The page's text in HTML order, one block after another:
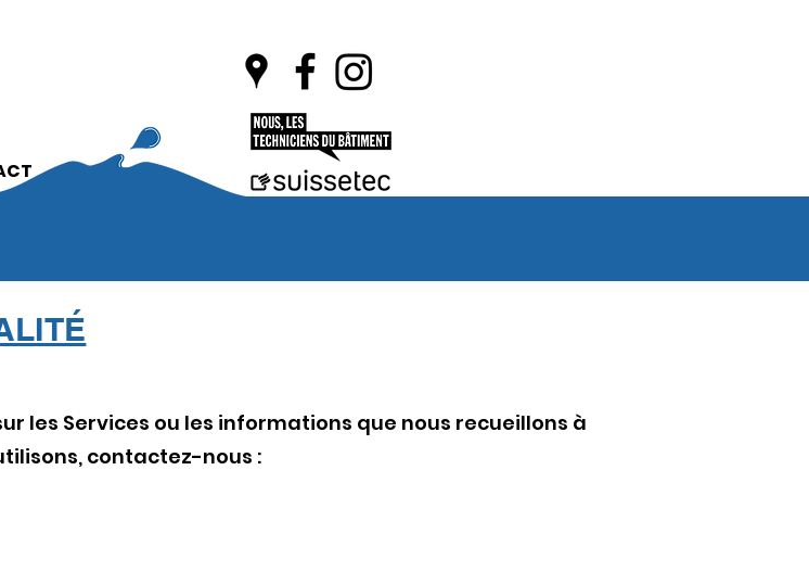
les Services ou les informations que nous recueillons à
contactez-nous :